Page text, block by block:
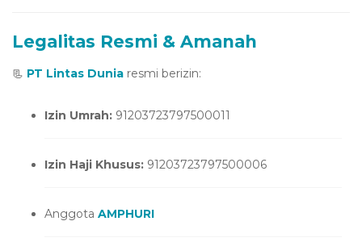
Legalitas Resmi & Amanah
📃 PT Lintas Dunia resmi berizin:
Izin Umrah: 91203723797500011
Izin Haji Khusus: 91203723797500006
Anggota AMPHURI